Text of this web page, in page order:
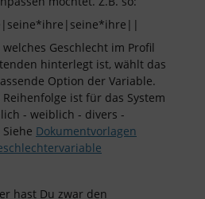
welches Geschlecht im Profil
hinterlegt ist, wählt das
Option der Variable.
ist für das System
- weiblich - divers -
Dokumentvorlagen
hast Du zwar den